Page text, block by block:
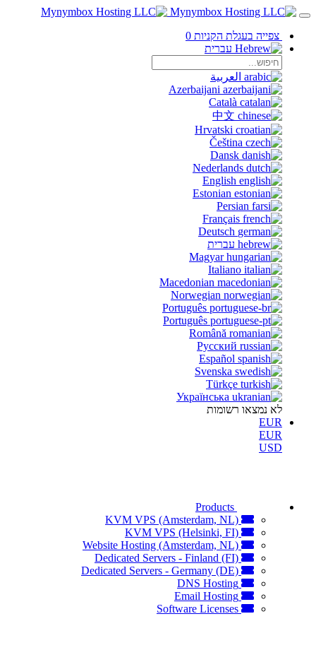
צפייה בעגלת הקניות 0
עברית
العربية
Azerbaijani
Català
中文
Hrvatski
Čeština
Dansk
Nederlands
English
Estonian
Persian
Français
Deutsch
עברית
Magyar
Italiano
Macedonian
Norwegian
Português
Português
Română
Русский
Español
Svenska
Türkçe
Українська
לא נמצאו רשומות
EUR
EUR
USD
Products